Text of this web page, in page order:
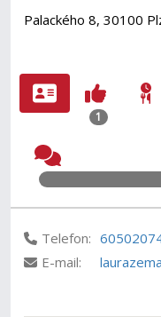
Palackého 8, 30100
1
Telefon:
E-mail: